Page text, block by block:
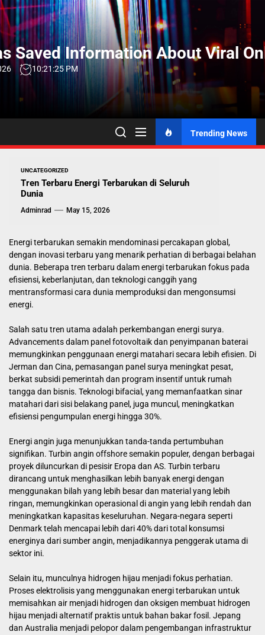
Skip
to
the
contentSaved Information About Viral
10:21:26 PM
Trending News
UNCATEGORIZED
Tren Terbaru Energi Terbarukan di Seluruh
Dunia
Adminrad May 15, 2026
Energi terbarukan semakin mendominasi percakapan global,
dengan inovasi terbaru yang menarik perhatian di berbagai belahan
dunia. Beberapa tren terbaru dalam energi terbarukan fokus pada
efisiensi, keberlanjutan, dan teknologi canggih yang
mentransformasi cara dunia memproduksi dan mengonsumsi
energi.
Salah satu tren utama adalah perkembangan energi surya.
Advancements dalam panel fotovoltaik dan penyimpanan baterai
memungkinkan penggunaan energi matahari secara lebih efisien. Di
Jerman dan Cina, pemasangan panel surya meningkat pesat,
berkat subsidi pemerintah dan program insentif untuk rumah
tangga dan bisnis. Teknologi bifacial, yang memanfaatkan sinar
matahari dari sisi belakang panel, juga muncul, meningkatkan
efisiensi pengumpulan energi hingga 30%.
Energi angin juga menunjukkan tanda-tanda pertumbuhan
signifikan. Turbin angin offshore semakin populer, dengan berbagai
proyek diluncurkan di pesisir Eropa dan AS. Turbin terbaru
dirancang untuk menghasilkan lebih banyak energi dengan
menggunakan bilah yang lebih besar dan material yang lebih
ringan, memungkinkan operasional di angin yang lebih rendah dan
meningkatkan kapasitas keseluruhan. Negara-negara seperti
Denmark telah mencapai lebih dari 40% dari total konsumsi
energinya dari sumber angin, menjadikannya penggerak utama di
sektor ini.
Selain itu, munculnya hidrogen hijau menjadi fokus perhatian.
Proses elektrolisis yang menggunakan energi terbarukan untuk
memisahkan air menjadi hidrogen dan oksigen membuat hidrogen
hijau menjadi alternatif praktis untuk bahan bakar fosil. Jepang
dan Australia menjadi pelopor dalam pengembangan infrastruktur